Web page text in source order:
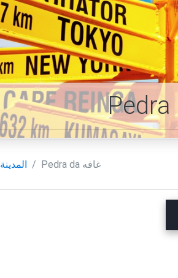
المدينة Pedra da غافه